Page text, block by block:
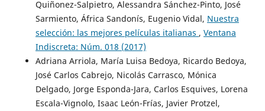
Quiñonez-Salpietro, Alessandra Sánchez-Pinto, José
Sarmiento, África Sandonís, Eugenio Vidal, Nuestra
selección: las mejores películas italianas , Ventana
Indiscreta: Núm. 018 (2017)
Adriana Arriola, María Luisa Bedoya, Ricardo Bedoya,
José Carlos Cabrejo, Nicolás Carrasco, Mónica
Delgado, Jorge Esponda-Jara, Carlos Esquives, Lorena
Escala-Vignolo, Isaac León-Frías, Javier Protzel,